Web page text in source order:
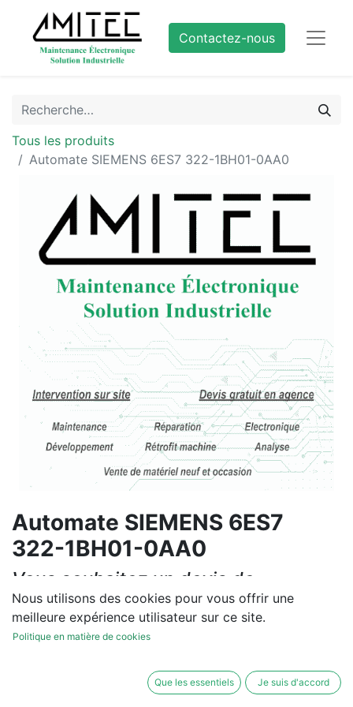
Contactez-nous
Tous les produits
Automate SIEMENS 6ES7 322-1BH01-0AA0
Automate SIEMENS 6ES7
322-1BH01-0AA0
Vous souhaitez un devis de
réparation ou de vente, un
diagnostic sur site?
Nous utilisons des cookies pour vous offrir une
meilleure expérience utilisateur sur ce site.
Politique en matière de cookies
Que les essentiels Je suis d'accord